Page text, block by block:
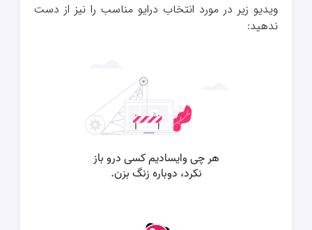
ویدیو زیر در مورد انتخاب درایو مناسب را نیز از دست
ندهید: